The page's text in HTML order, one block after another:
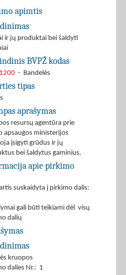
apimtis
ir jų produktai bei šaldyti
BVPŽ kodas
- Bandelės
tipas
aprašymas
resursų agentūra prie
apsaugos ministerijos
įsigyti grūdus ir jų
bei šaldytus gaminius.
apie pirkimo
suskaidyta į pirkimo dalis:
gali būti teikiami dėl visų
dalių
kruopos
dalies Nr.: 1